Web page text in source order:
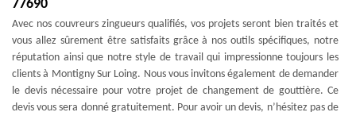
77690
Avec nos couvreurs zingueurs qualifiés, vos projets seront bien traités et
vous allez sûrement être satisfaits grâce à nos outils spécifiques, notre
réputation ainsi que notre style de travail qui impressionne toujours les
clients à Montigny Sur Loing. Nous vous invitons également de demander
le devis nécessaire pour votre projet de changement de gouttière. Ce
devis vous sera donné gratuitement. Pour avoir un devis, n’hésitez pas de